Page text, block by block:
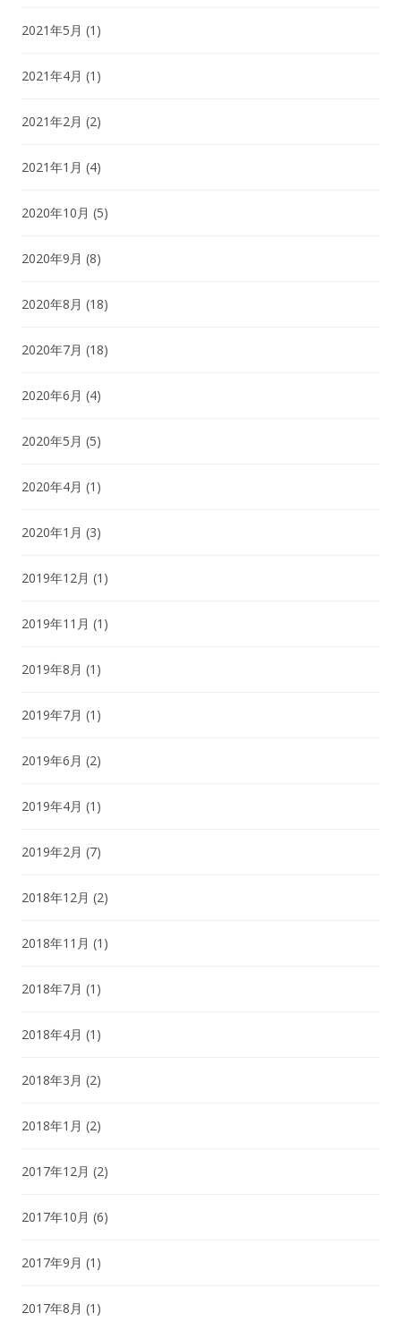
2021年5月 (1)
2021年4月 (1)
2021年2月 (2)
2021年1月 (4)
2020年10月 (5)
2020年9月 (8)
2020年8月 (18)
2020年7月 (18)
2020年6月 (4)
2020年5月 (5)
2020年4月 (1)
2020年1月 (3)
2019年12月 (1)
2019年11月 (1)
2019年8月 (1)
2019年7月 (1)
2019年6月 (2)
2019年4月 (1)
2019年2月 (7)
2018年12月 (2)
2018年11月 (1)
2018年7月 (1)
2018年4月 (1)
2018年3月 (2)
2018年1月 (2)
2017年12月 (2)
2017年10月 (6)
2017年9月 (1)
2017年8月 (1)